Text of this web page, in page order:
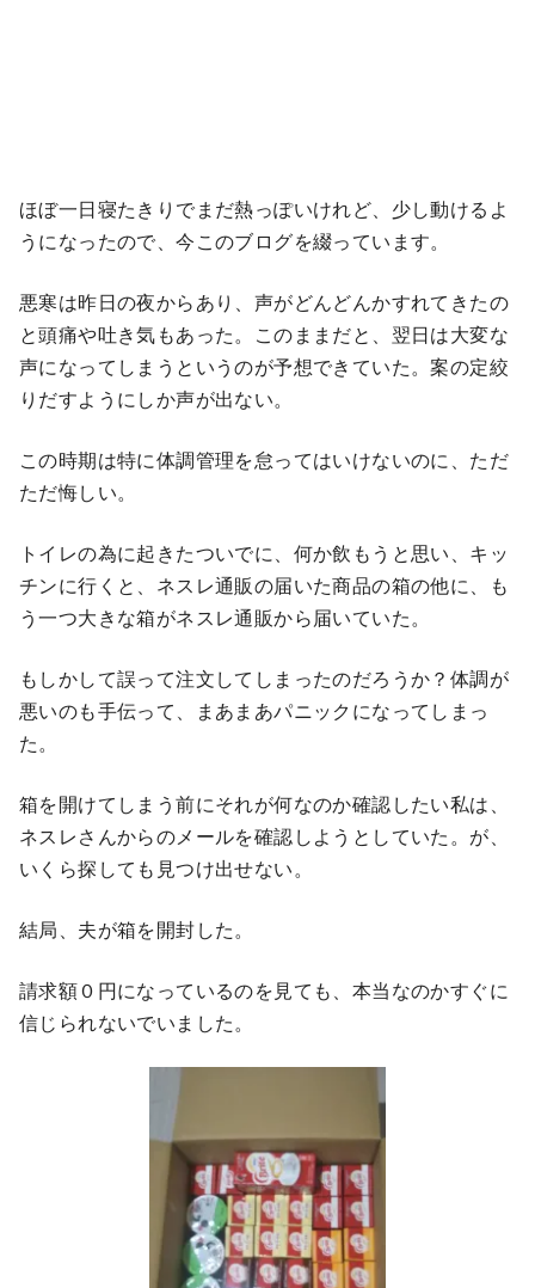
ほぼ一日寝たきりでまだ熱っぽいけれど、少し動けるよ
うになったので、今このブログを綴っています。
悪寒は昨日の夜からあり、声がどんどんかすれてきたの
と頭痛や吐き気もあった。このままだと、翌日は大変な
声になってしまうというのが予想できていた。案の定絞
りだすようにしか声が出ない。
この時期は特に体調管理を怠ってはいけないのに、ただ
ただ悔しい。
トイレの為に起きたついでに、何か飲もうと思い、キッ
チンに行くと、ネスレ通販の届いた商品の箱の他に、も
う一つ大きな箱がネスレ通販から届いていた。
もしかして誤って注文してしまったのだろうか？体調が
悪いのも手伝って、まあまあパニックになってしまっ
た。
箱を開けてしまう前にそれが何なのか確認したい私は、
ネスレさんからのメールを確認しようとしていた。が、
いくら探しても見つけ出せない。
結局、夫が箱を開封した。
請求額０円になっているのを見ても、本当なのかすぐに
信じられないでいました。